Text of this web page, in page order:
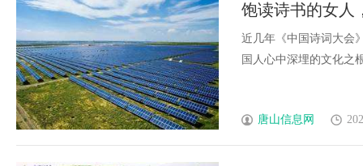
饱读诗书的女人
近几年《中国诗词大会
国人心中深埋的文化之
唐山信息网